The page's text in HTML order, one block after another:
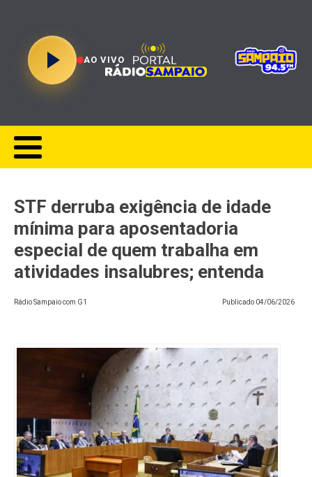
AO VIVO
STF derruba exigência de idade
mínima para aposentadoria
especial de quem trabalha em
atividades insalubres; entenda
Rádio Sampaio com G1 Publicado 04/06/2026